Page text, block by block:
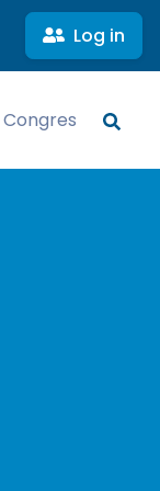
Log in
Congres